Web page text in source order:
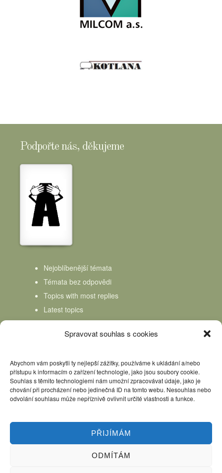
Spravovat souhlas s cookies
Abychom vám poskytli ty nejlepší zážitky, používáme k ukládání a/nebo
přístupu k informacím o zařízení technologie, jako jsou soubory cookie.
Souhlas s těmito technologiemi nám umožní zpracovávat údaje, jako je
chování při procházení nebo jedinečná ID na tomto webu. Nesouhlas nebo
odvolání souhlasu může nepříznivě ovlivnit určité vlastnosti a funkce.
PŘIJÍMÁM
ODMÍTÁM
Podpořte nás, děkujeme
Nejoblíbenější témata
Témata bez odpovědi
Topics with most replies
Latest topics
Topics Freshness